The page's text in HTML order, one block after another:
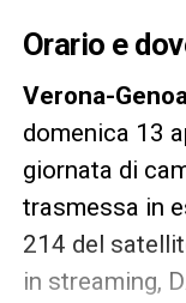
Orario e
Verona-
domenica 13
giornata di
trasmessa in
214 del
in streaming,